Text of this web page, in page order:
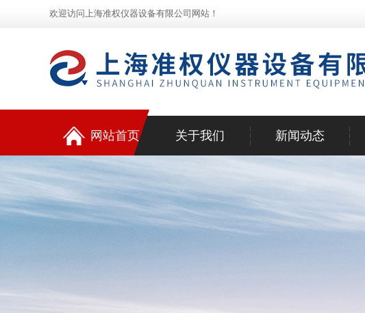
欢迎访问上海准权仪器设备有限公司网站！
网站首页 关于我们 新闻动态